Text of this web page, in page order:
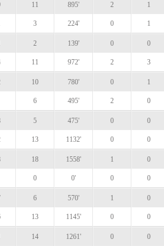
11 895' 2 1
3 224' 0 1
2 139' 0 0
11 972' 2 3
10 780' 0 1
6 495' 2 0
5 475' 0 0
13 1132' 0 0
18 1558' 1 0
0 0' 0 0
6 570' 1 0
13 1145' 0 0
14 1261' 0 0